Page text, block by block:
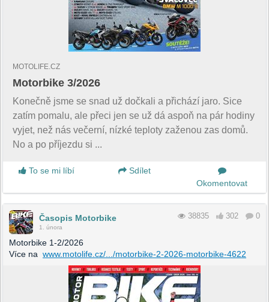
MOTOLIFE.CZ
Motorbike 3/2026
Konečně jsme se snad už dočkali a přichází jaro. Sice
zatím pomalu, ale přeci jen se už dá aspoň na pár hodiny
vyjet, než nás večerní, nízké teploty zaženou zas domů.
No a po příjezdu si ...
To se mi líbí
Sdílet
Okomentovat
Časopis Motorbike
1. února
38835 302 0
Motorbike 1-2/2026
Více na www.motolife.cz/.../motorbike-2-2026-motorbike-4622